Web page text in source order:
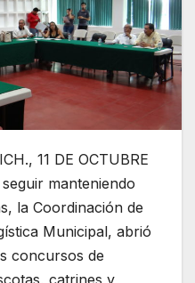
11 DE OCTUBRE
manteniendo
la Coordinación de
Municipal, abrió
concursos de